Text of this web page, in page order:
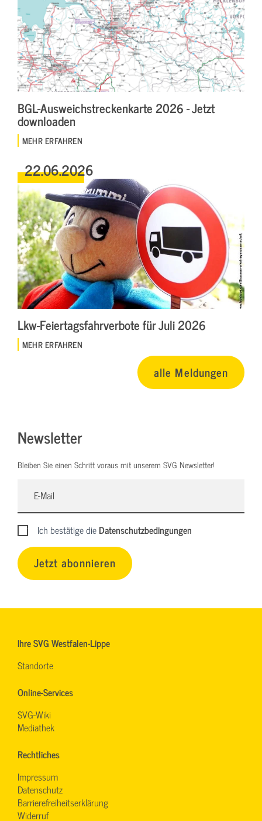
BGL-Ausweichstreckenkarte 2026 - Jetzt
downloaden
MEHR ERFAHREN
22.06.2026
Lkw-Feiertagsfahrverbote für Juli 2026
MEHR ERFAHREN
alle Meldungen
Newsletter
Bleiben Sie einen Schritt voraus mit unserem SVG Newsletter!
Ich bestätige dieDatenschutzbedingungen
Jetzt abonnieren
Ihre SVG Westfalen-Lippe
Standorte
Online-Services
SVG-Wiki
Mediathek
Rechtliches
Impressum
Datenschutz
Barrierefreiheitserklärung
Widerruf